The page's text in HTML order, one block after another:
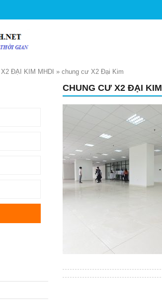
ĐẠI KIM MHDI » chung cư X2 Đại Kim
CHUNG CƯ X2 ĐẠI KIM